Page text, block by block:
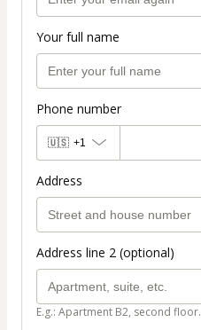
Your full name
Phone number
🇺🇸 +1
Address
Address line 2 (optional)
E.g.: Apartment B2, second floor.